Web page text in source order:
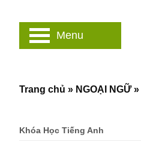
Khóa Học Tiếng Anh
Trang chủ » NGOẠI NGỮ »
Menu